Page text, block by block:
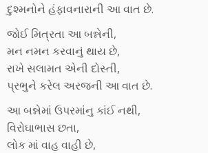
દુશ્મનોને હંફાવનારાની આ વાત છે.
જોઈ મિત્રતા આ બન્નેની,
મન નમન કરવાનું થાય છે,
રાખે સલામત એની દોસ્તી,
પ્રભુને કરેલ અરજની આ વાત છે.
આ બન્નેમાં ઉપરમાંનુ કાંઈ નથી,
વિરોઘાભાસ છતા,
લોક માં વાહ વાહી છે,